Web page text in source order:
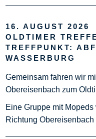
16. AUGUST 2026
OLDTIMER
TREFFPUNKT:
WASSERBURG
Gemeinsam fahren wir
Obereisenbach zum
Eine Gruppe mit
Richtung Obereisenbach